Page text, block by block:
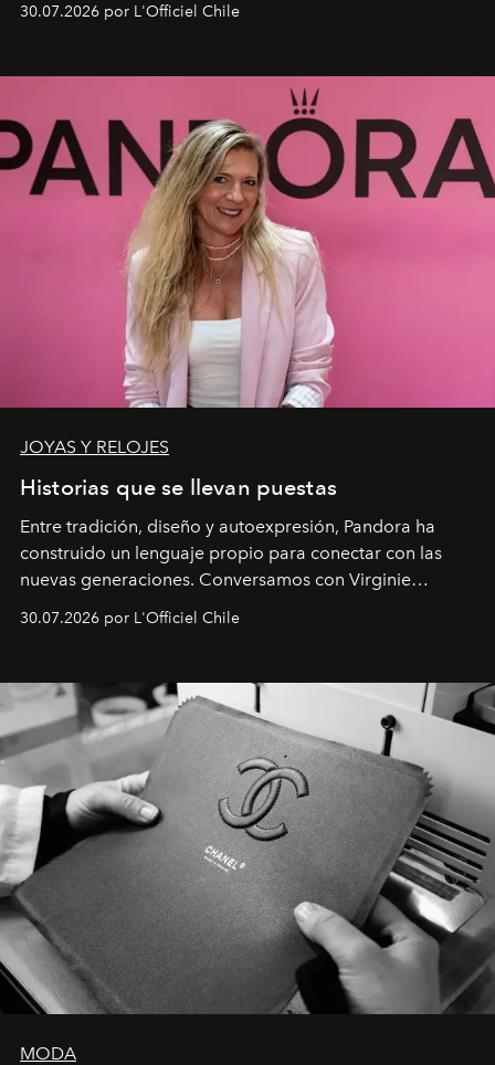
30.07.2026 por L'Officiel Chile
JOYAS Y RELOJES
Historias que se llevan puestas
Entre tradición, diseño y autoexpresión, Pandora ha
construido un lenguaje propio para conectar con las
nuevas generaciones. Conversamos con Virginie
Latinoamérica, sobre identidad, cultura y el valor
30.07.2026 por L'Officiel Chile
MODA